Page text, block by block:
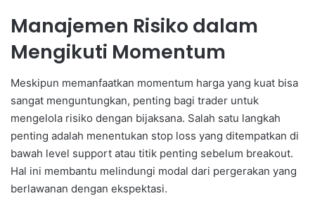
Manajemen Risiko dalam
Mengikuti Momentum
Meskipun memanfaatkan momentum harga yang kuat bisa
sangat menguntungkan, penting bagi trader untuk
mengelola risiko dengan bijaksana. Salah satu langkah
penting adalah menentukan stop loss yang ditempatkan di
bawah level support atau titik penting sebelum breakout.
Hal ini membantu melindungi modal dari pergerakan yang
berlawanan dengan ekspektasi.